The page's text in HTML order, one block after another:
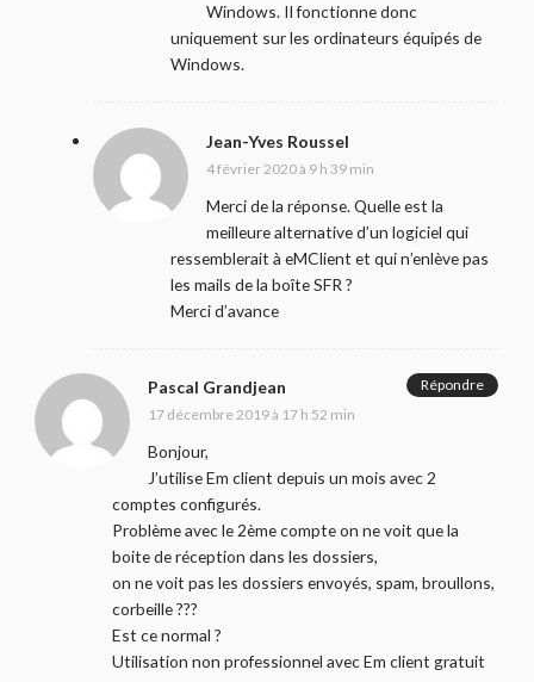
Windows. Il fonctionne donc
uniquement sur les ordinateurs équipés de
Windows.
Jean-Yves Roussel
4 février 2020 à 9 h 39 min
Merci de la réponse. Quelle est la
meilleure alternative d’un logiciel qui
ressemblerait à eMClient et qui n’enlève pas
les mails de la boîte SFR ?
Merci d’avance
Pascal Grandjean
17 décembre 2019 à 17 h 52 min
Bonjour,
J’utilise Em client depuis un mois avec 2
comptes configurés.
Problème avec le 2ème compte on ne voit que la
boite de réception dans les dossiers,
on ne voit pas les dossiers envoyés, spam, broullons,
corbeille ???
Est ce normal ?
Utilisation non professionnel avec Em client gratuit
Répondre